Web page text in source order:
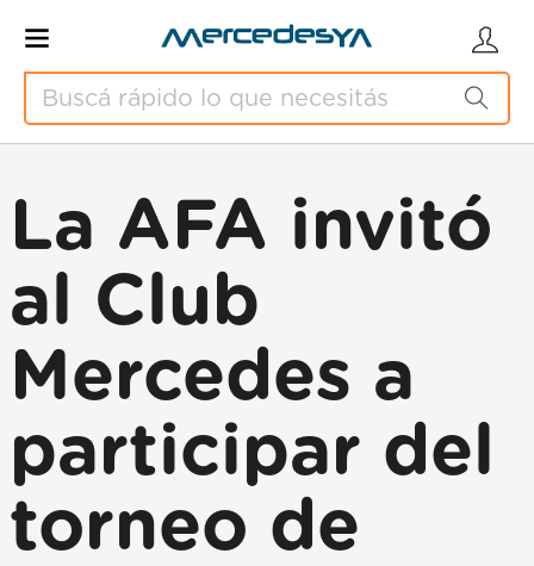
La AFA invitó
al Club
Mercedes a
participar del
torneo de